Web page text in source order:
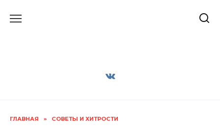
ГЛАВНАЯ » СОВЕТЫ И ХИТРОСТИ